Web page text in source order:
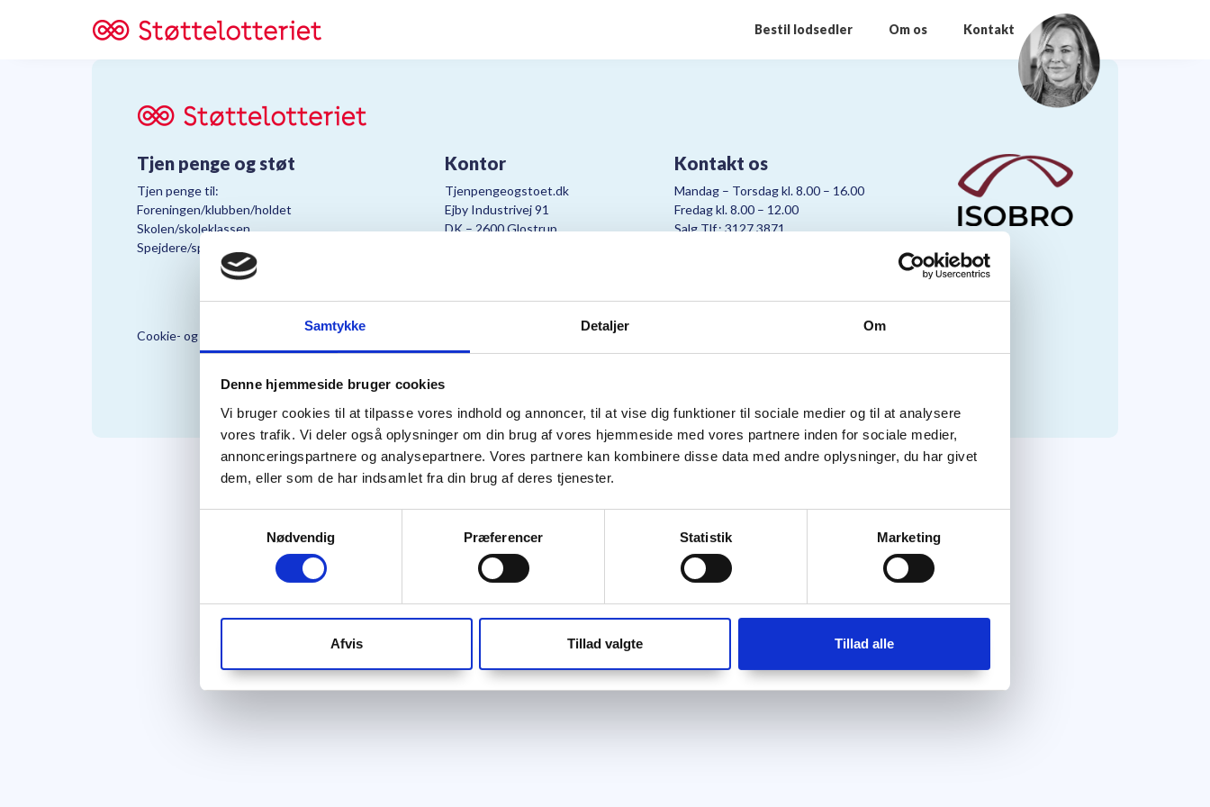
Samtykke Detaljer Om
Denne hjemmeside bruger cookies
Vi bruger cookies til at tilpasse vores indhold og annoncer, til at vise dig funktioner til sociale medier og til at analysere
vores trafik. Vi deler også oplysninger om din brug af vores hjemmeside med vores partnere inden for sociale medier,
annonceringspartnere og analysepartnere. Vores partnere kan kombinere disse data med andre oplysninger, du har givet
dem, eller som de har indsamlet fra din brug af deres tjenester.
Nødvendig
Præferencer Statistik Marketing
Afvis Tillad valgte Tillad alle
Bestil lodsedler Om os Kontakt
Tjen penge og støt
Tjen penge til:
Foreningen/klubben/holdet
Skolen/skoleklassen
Spejdere/spejdergruppen/FDF’ere, m.fl.
Kontor
Tjenpengeogstoet.dk
Ejby Industrivej 91
DK – 2600 Glostrup
Kontakt os
Mandag – Torsdag kl. 8.00 – 16.00
Fredag kl. 8.00 – 12.00
Salg Tlf.: 3127 3871
Cookie- og Persondatapolitik